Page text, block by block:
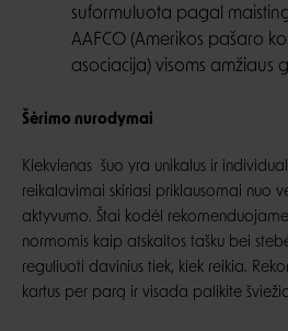
suformuluota pagal
AAFCO (Amerikos pašaro
asociacija) visoms amžiaus
Šėrimo nurodymai
Kiekvienas šuo yra unikalus ir
reikalavimai skiriasi priklausomai nuo
aktyvumo. Štai kodėl
normomis kaip atskaitos tašku bei
reguliuoti davinius tiek, kiek reikia.
kartus per parą ir visada palikite